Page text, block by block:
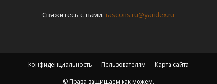
Свяжитесь с нами: rascons.ru@yandex.ru
Конфиденциальность Пользователям Карта сайта
© Права защищаем как можем.